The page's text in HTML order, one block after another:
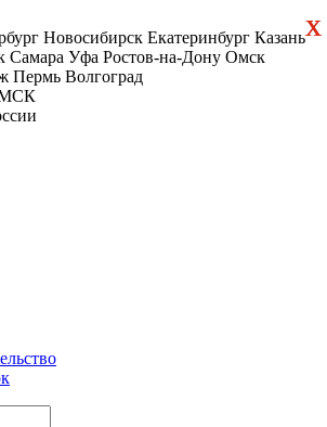
Новосибирск Екатеринбург Казань
Самара Уфа Ростов-на-Дону Омск
Пермь Волгоград
МСК
х
х